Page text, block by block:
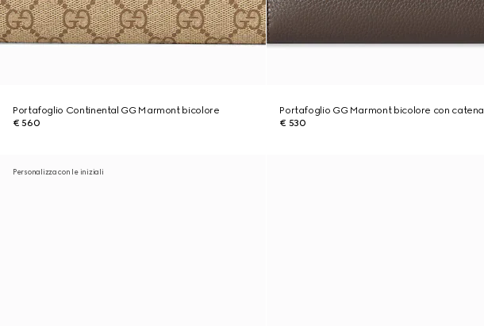
Portafoglio Continental GG Marmont bicolore
€ 560
Portafoglio GG Marmont bicolore con catena
€ 530
Personalizza con le iniziali